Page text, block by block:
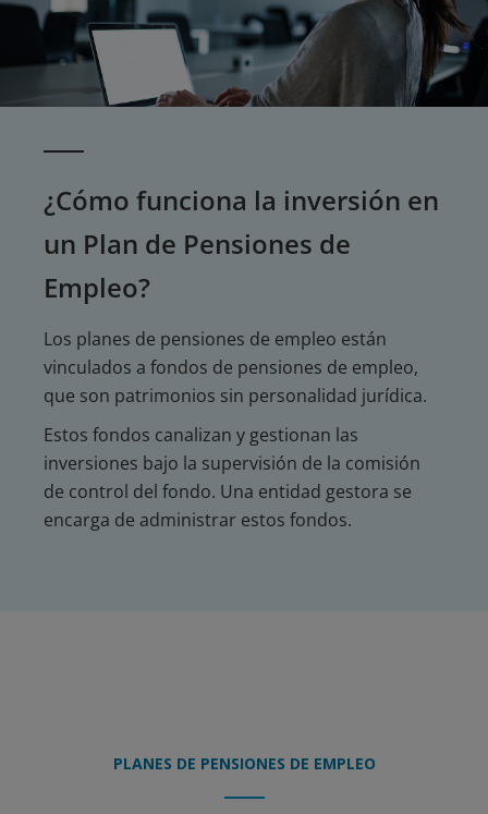
¿Cómo funciona la inversión en
un Plan de Pensiones de
Empleo?
Los planes de pensiones de empleo están
vinculados a fondos de pensiones de empleo,
que son patrimonios sin personalidad jurídica.
Estos fondos canalizan y gestionan las
inversiones bajo la supervisión de la comisión
de control del fondo. Una entidad gestora se
encarga de administrar estos fondos.
PLANES DE PENSIONES DE EMPLEO